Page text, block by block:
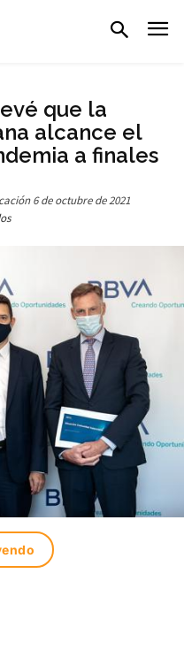
que la
alcance el
a finales
6 de octubre de 2021